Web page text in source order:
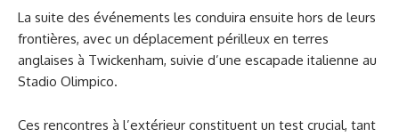
La suite des événements les conduira ensuite hors de leurs
frontières, avec un déplacement périlleux en terres
anglaises à Twickenham, suivie d’une escapade italienne au
Stadio Olimpico.
Ces rencontres à l’extérieur constituent un test crucial, tant